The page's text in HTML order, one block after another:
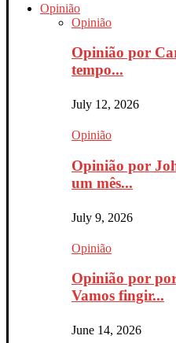
Opinião
Opinião
Opinião por
tempo...
July 12, 2026
Opinião
Opinião por
um mês...
July 9, 2026
Opinião
Opinião por
Vamos fingir...
June 14, 2026